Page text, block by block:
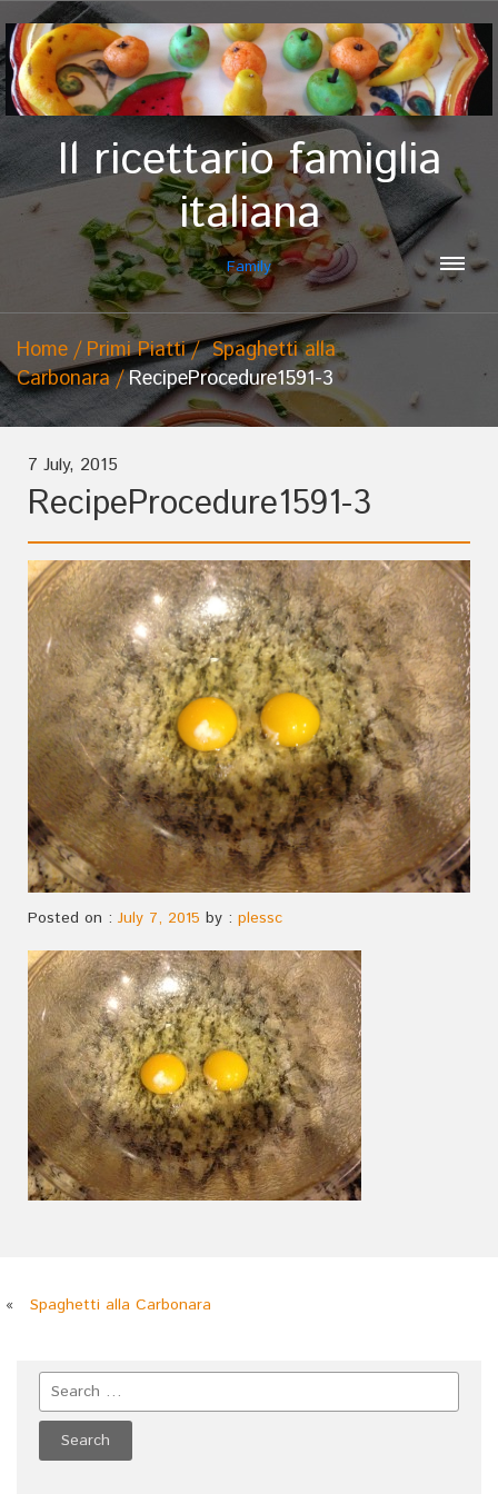
Il ricettario famiglia
italiana
Family
Home Primi Piatti
Spaghetti alla
Carbonara
RecipeProcedure1591-3
7 July, 2015
RecipeProcedure1591-3
Posted on : July 7, 2015 by : plessc
« Spaghetti alla Carbonara